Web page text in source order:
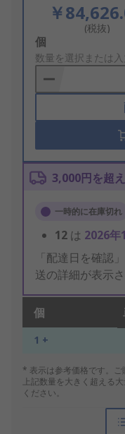
￥
(税抜)
Add
to
Basket
個
数量を選択または入
3,000円を超
一時的に在庫切れ
12 は 2026年
「配達日を確認
送の詳細が表示さ
個
1 +
* 表示は参考価格です。ご
上記数量を大きく超える
ください。